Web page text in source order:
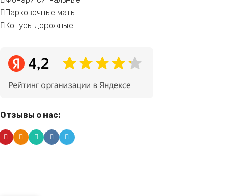
Парковочные маты
Конусы дорожные
Отзывы о нас: